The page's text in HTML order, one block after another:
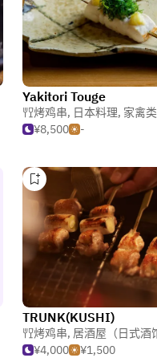
Yakitori Touge
烤鸡串, 日本料理, 家禽类
¥8,500
-
TRUNK(KUSHI)
烤鸡串, 居酒屋（日式酒
¥4,000
¥1,500